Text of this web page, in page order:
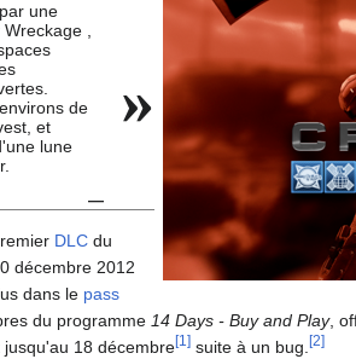
une
,
de
et
lune
—
»
DLC du
décembre 2012
dans le pass
du programme 14 Days - Buy and Play,
18 décembre[1 ] suite à un bug. [2]